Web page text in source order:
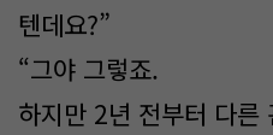
텐데요?”
“그야 그렇죠.
하지만 2년 전부터 다른